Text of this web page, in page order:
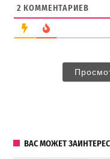
2 КОММЕНТАРИЕВ
ВАС МОЖЕТ